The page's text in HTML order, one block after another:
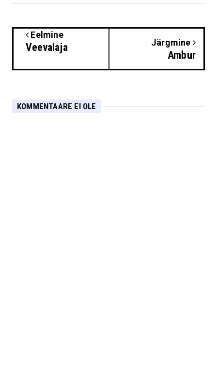
Eelmine
Veevalaja Järgmine
Ambur
KOMMENTAARE EI OLE